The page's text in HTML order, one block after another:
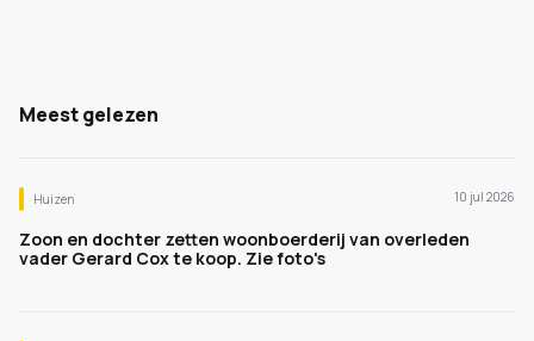
Meest gelezen
Huizen 10 jul 2026
Zoon en dochter zetten woonboerderij van overleden
vader Gerard Cox te koop. Zie foto's